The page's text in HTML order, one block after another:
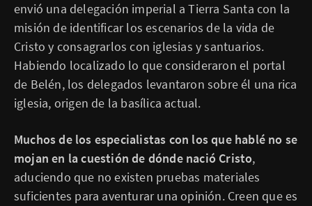
envió una delegación imperial a Tierra Santa con la
misión de identificar los escenarios de la vida de
Cristo y consagrarlos con iglesias y santuarios.
Habiendo localizado lo que consideraron el portal
de Belén, los delegados levantaron sobre él una rica
iglesia, origen de la basílica actual.
Muchos de los especialistas con los que hablé no se
mojan en la cuestión de dónde nació Cristo,
aduciendo que no existen pruebas materiales
suficientes para aventurar una opinión. Creen que es